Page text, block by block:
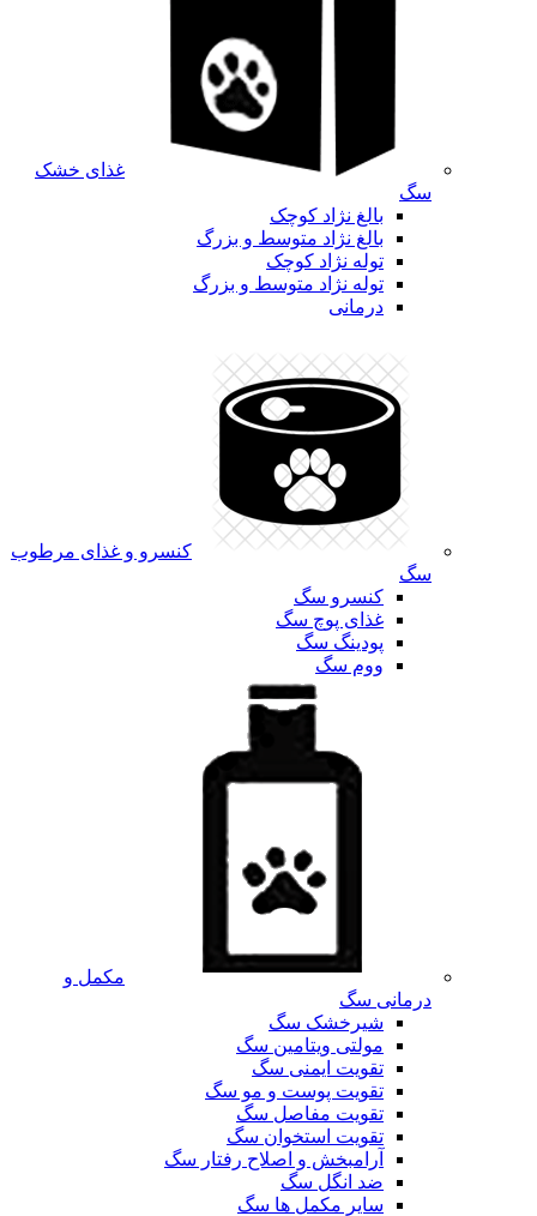
غذای خشک
سگ
بالغ نژاد کوچک
بالغ نژاد متوسط و بزرگ
توله نژاد کوچک
توله نژاد متوسط و بزرگ
درمانی
کنسرو و غذای مرطوب
سگ
کنسرو سگ
غذای پوچ سگ
پودینگ سگ
ووم سگ
مکمل و
درمانی سگ
شیرخشک سگ
مولتی ویتامین سگ
تقویت ایمنی سگ
تقویت پوست و مو سگ
تقویت مفاصل سگ
تقویت استخوان سگ
آرامبخش و اصلاح رفتار سگ
ضد انگل سگ
سایر مکمل ها سگ